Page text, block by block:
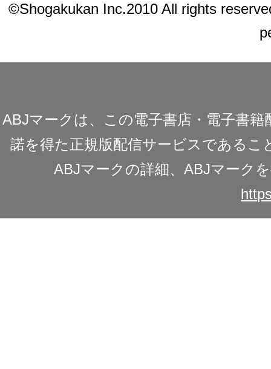
©Shogakukan Inc.2010 All rights
ABJマークは、この電子書店・電子書
諾を得た正規版配信サービスであるこ
ABJマークの詳細、ABJマーク